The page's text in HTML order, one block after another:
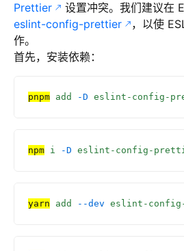
Prettier
设置冲突。我们建议在
eslint-config-prettier
，以使
作。
首先，安装依赖：
pnpm add -D eslint-config-
npm i -D eslint-config-
yarn add --dev eslint-